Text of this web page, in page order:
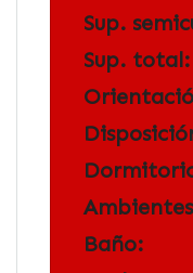
Sup.
Sup. total:
Baño: